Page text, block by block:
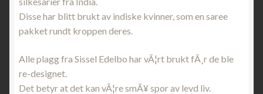
Disse har blitt brukt av indiske kvinner, som en saree
pakket rundt kroppen deres.
Alle plagg fra Sissel Edelbo har vÃ¦rt brukt fÃ¸r de ble
re-designet.
Det betyr at det kan vÃ¦re smÃ¥ spor av levd liv.